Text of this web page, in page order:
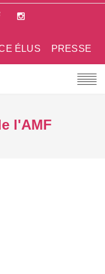
PRESSE
ÉLUS
l'AMF